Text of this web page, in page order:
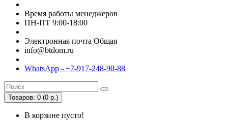
Время работы менеджеров
ПН-ПТ 9:00-18:00
Электронная почта Общая
info@btdom.ru
WhatsApp - +7-917-248-90-88
Товаров: 0 (0 р.)
В корзине пусто!